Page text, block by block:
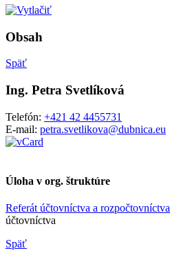
Obsah
Späť
Ing. Petra Svetlíková
Telefón: +421 42 4455731
E-mail: petra.svetlikova@dubnica.eu
Úloha v org. štruktúre
Referát účtovníctva a rozpočtovníctva
účtovníctva
Späť